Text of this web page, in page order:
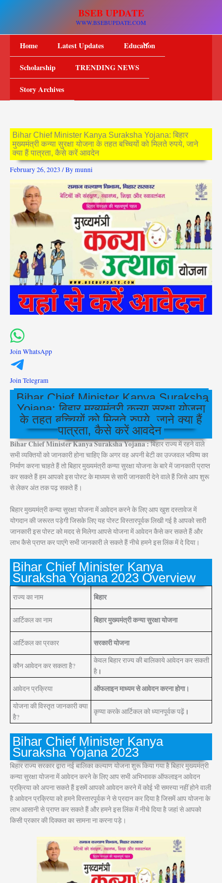
BSEB UPDATE
WWW.BSEBUPDATE.COM
Home Latest Updates Education
Scholarship TRENDING NEWS
Story Archives
Bihar Chief Minister Kanya Suraksha Yojana: बिहार
मुख्यमंत्री कन्या सुरक्षा योजना के तहत बच्चियों को मिलते रुपये, जाने
क्या हैं पात्रता, कैसे करें आवदेन
February 26, 2023 / Bymunni
Join WhatsApp
Join Telegram
Bihar Chief Minister Kanya Suraksha
Yojana: बिहार मुख्यमंत्री कन्या सुरक्षा योजना
के तहत बच्चियों को मिलते रुपये, जाने क्या हैं
पात्रता, कैसे करें आवदेन
Bihar Chief Minister Kanya Suraksha Yojana :बिहार राज्य में रहने वाले
सभी व्यक्तियों को जानकारी होना चाहिए कि अगर वह अपनी बेटी का उज्जवल भविष्य का
निर्माण करना चाहते हैं तो बिहार मुख्यमंत्री कन्या सुरक्षा योजना के बारे में जानकारी प्राप्त
कर सकते हैं हम आपको इस पोस्ट के माध्यम से सारी जानकारी देने वाले हैं जिसे आप शुरू
से लेकर अंत तक पढ़ सकते हैं।
बिहार मुख्यमंत्री कन्या सुरक्षा योजना में आवेदन करने के लिए आप खुश दस्तावेज में
योगदान की जरूरत पड़ेगी जिसके लिए यह पोस्ट विस्तारपूर्वक लिखी गई है आपको सारी
जानकारी इस पोस्ट को मदद से मिलेगा आपसे योजना में आवेदन कैसे कर सकते हैं और
लाभ कैसे प्राप्त कर पाएंगे सभी जानकारी ले सकते हैं नीचे हमने इस लिंक में दे दिया।
Bihar Chief Minister Kanya
Suraksha Yojana 2023 Overview
राज्य का नाम बिहार
आर्टिकल का नाम बिहार मुख्यमंत्री कन्या सुरक्षा योजना
आर्टिकल का प्रकार सरकारी योजना
कौन आवेदन कर सकता है?
केवल बिहार राज्य की बालिकाये आवेदन कर सकती
है ।
आवेदन प्रक्रिया
ऑफलाइन माध्यम से आवेदन करना होगा।
योजना की विस्तृत जानकारी क्या
है?
कृप्या करके आर्टिकल को ध्यानपूर्वक पढ़ें ।
Bihar Chief Minister Kanya
Suraksha Yojana 2023
बिहार राज्य सरकार द्वारा नई बालिका कल्याण योजना शुरू किया गया है बिहार मुख्यमंत्री
कन्या सुरक्षा योजना में आवेदन करने के लिए आप सभी अभिभावक ऑफलाइन आवेदन
प्रक्रिया को अपना सकते हैं इसमें आपको आवेदन करने में कोई भी समस्या नहीं होने वाली
है आवेदन प्रक्रिया को हमने विस्तारपूर्वक ने से प्रदान कर दिया है जिसमें आप योजना के
लाभ आसानी से प्राप्त कर सकते हैं और हमने इस लिंक में नीचे दिया है जहां से आपको
किसी प्रकार की दिक्कत का सामना ना करना पड़े।